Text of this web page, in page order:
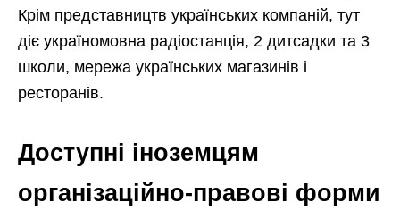
Крім представництв українських компаній, тут
діє україномовна радіостанція, 2 дитсадки та 3
школи, мережа українських магазинів і
ресторанів.
Доступні іноземцям
організаційно-правові форми